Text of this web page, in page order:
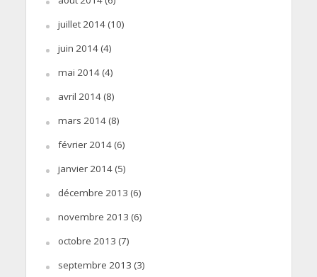
juillet 2014(10)
juin 2014(4)
mai 2014(4)
avril 2014(8)
mars 2014(8)
février 2014(6)
janvier 2014(5)
décembre 2013 (6)
novembre 2013 (6)
octobre 2013 (7)
septembre 2013 (3)